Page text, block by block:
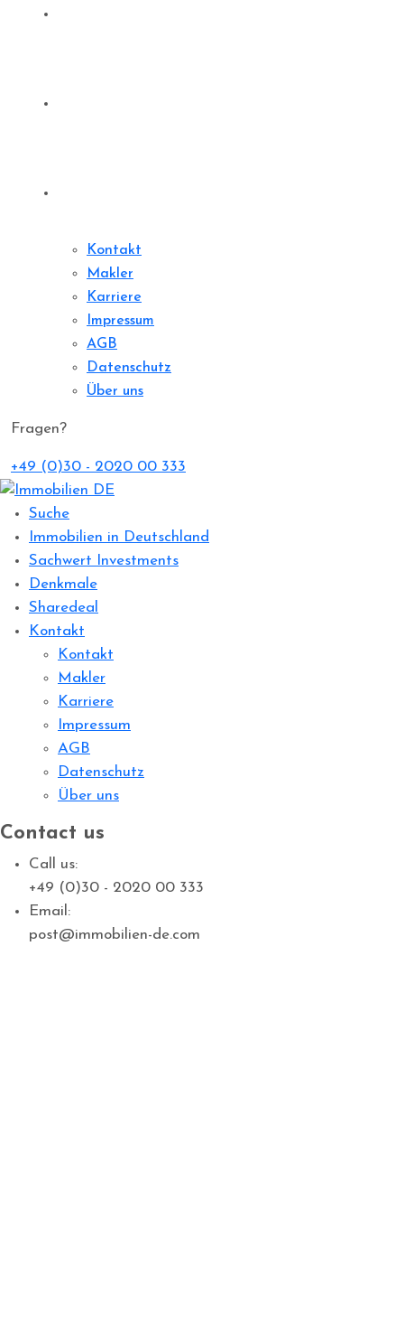
Kontakt
Makler
Karriere
Impressum
AGB
Datenschutz
Über uns
Fragen?
+49 (0)30 - 2020 00 333
Suche
Immobilien in Deutschland
Sachwert Investments
Denkmale
Sharedeal
Kontakt
Kontakt
Makler
Karriere
Impressum
AGB
Datenschutz
Über uns
Contact us
Call us:
+49 (0)30 - 2020 00 333
Email:
post@immobilien-de.com